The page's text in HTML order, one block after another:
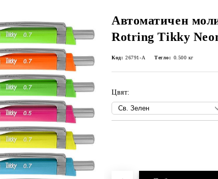
Автоматичен
Rotring Tikky
Код: 26791-А Тегло: 0.500 кг
Цвят: